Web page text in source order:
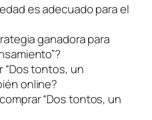
es adecuado para el
ganadora para
“Dos tontos, un
online?
“Dos tontos, un